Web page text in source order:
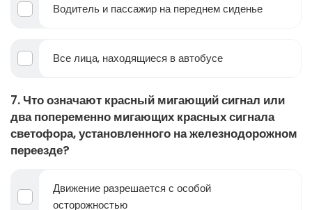
Водитель и пассажир на переднем сиденье
Все лица, находящиеся в автобусе
7. Что означают красный мигающий сигнал или
два попеременно мигающих красных сигнала
светофора, установленного на железнодорожном
переезде?
Движение разрешается с особой
осторожностью